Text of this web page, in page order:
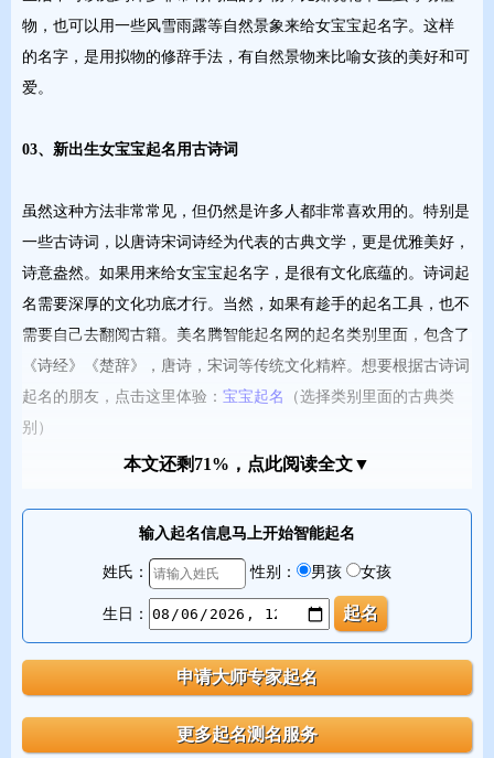
物，也可以用一些风雪雨露等自然景象来给女宝宝起名字。这样
的名字，是用拟物的修辞手法，有自然景物来比喻女孩的美好和可
爱。
03、新出生女宝宝起名用古诗词
虽然这种方法非常常见，但仍然是许多人都非常喜欢用的。特别是
一些古诗词，以唐诗宋词诗经为代表的古典文学，更是优雅美好，
诗意盎然。如果用来给女宝宝起名字，是很有文化底蕴的。诗词起
名需要深厚的文化功底才行。当然，如果有趁手的起名工具，也不
需要自己去翻阅古籍。美名腾智能起名网的起名类别里面，包含了
《诗经》《楚辞》，唐诗，宋词等传统文化精粹。想要根据古诗词
起名的朋友，点击这里体验： 宝宝起名
（选择类别里面的古典类
别）
本文还剩71%，点此阅读全文▼
输入起名信息马上开始智能起名
姓氏： 性别： 男孩 女孩
生日：